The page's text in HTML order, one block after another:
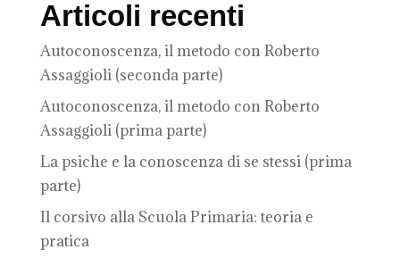
Articoli recenti
Autoconoscenza, il metodo con Roberto
Assaggioli (seconda parte)
Autoconoscenza, il metodo con Roberto
Assaggioli (prima parte)
La psiche e la conoscenza di se stessi (prima
parte)
Il corsivo alla Scuola Primaria: teoria e
pratica